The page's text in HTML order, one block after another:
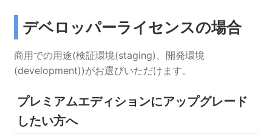
デベロッパーライセンスの場合
商用での用途(検証環境(staging)、開発環境
(development))がお選びいただけます。
プレミアムエディションにアップグレード
したい方へ